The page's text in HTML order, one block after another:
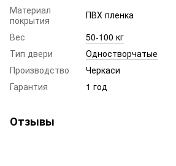
Материал
покрытия
ПВХ пленка
Вес
50-100 кг
Тип двери
Одностворчатые
Производство
Черкаси
Гарантия
1 год
Отзывы